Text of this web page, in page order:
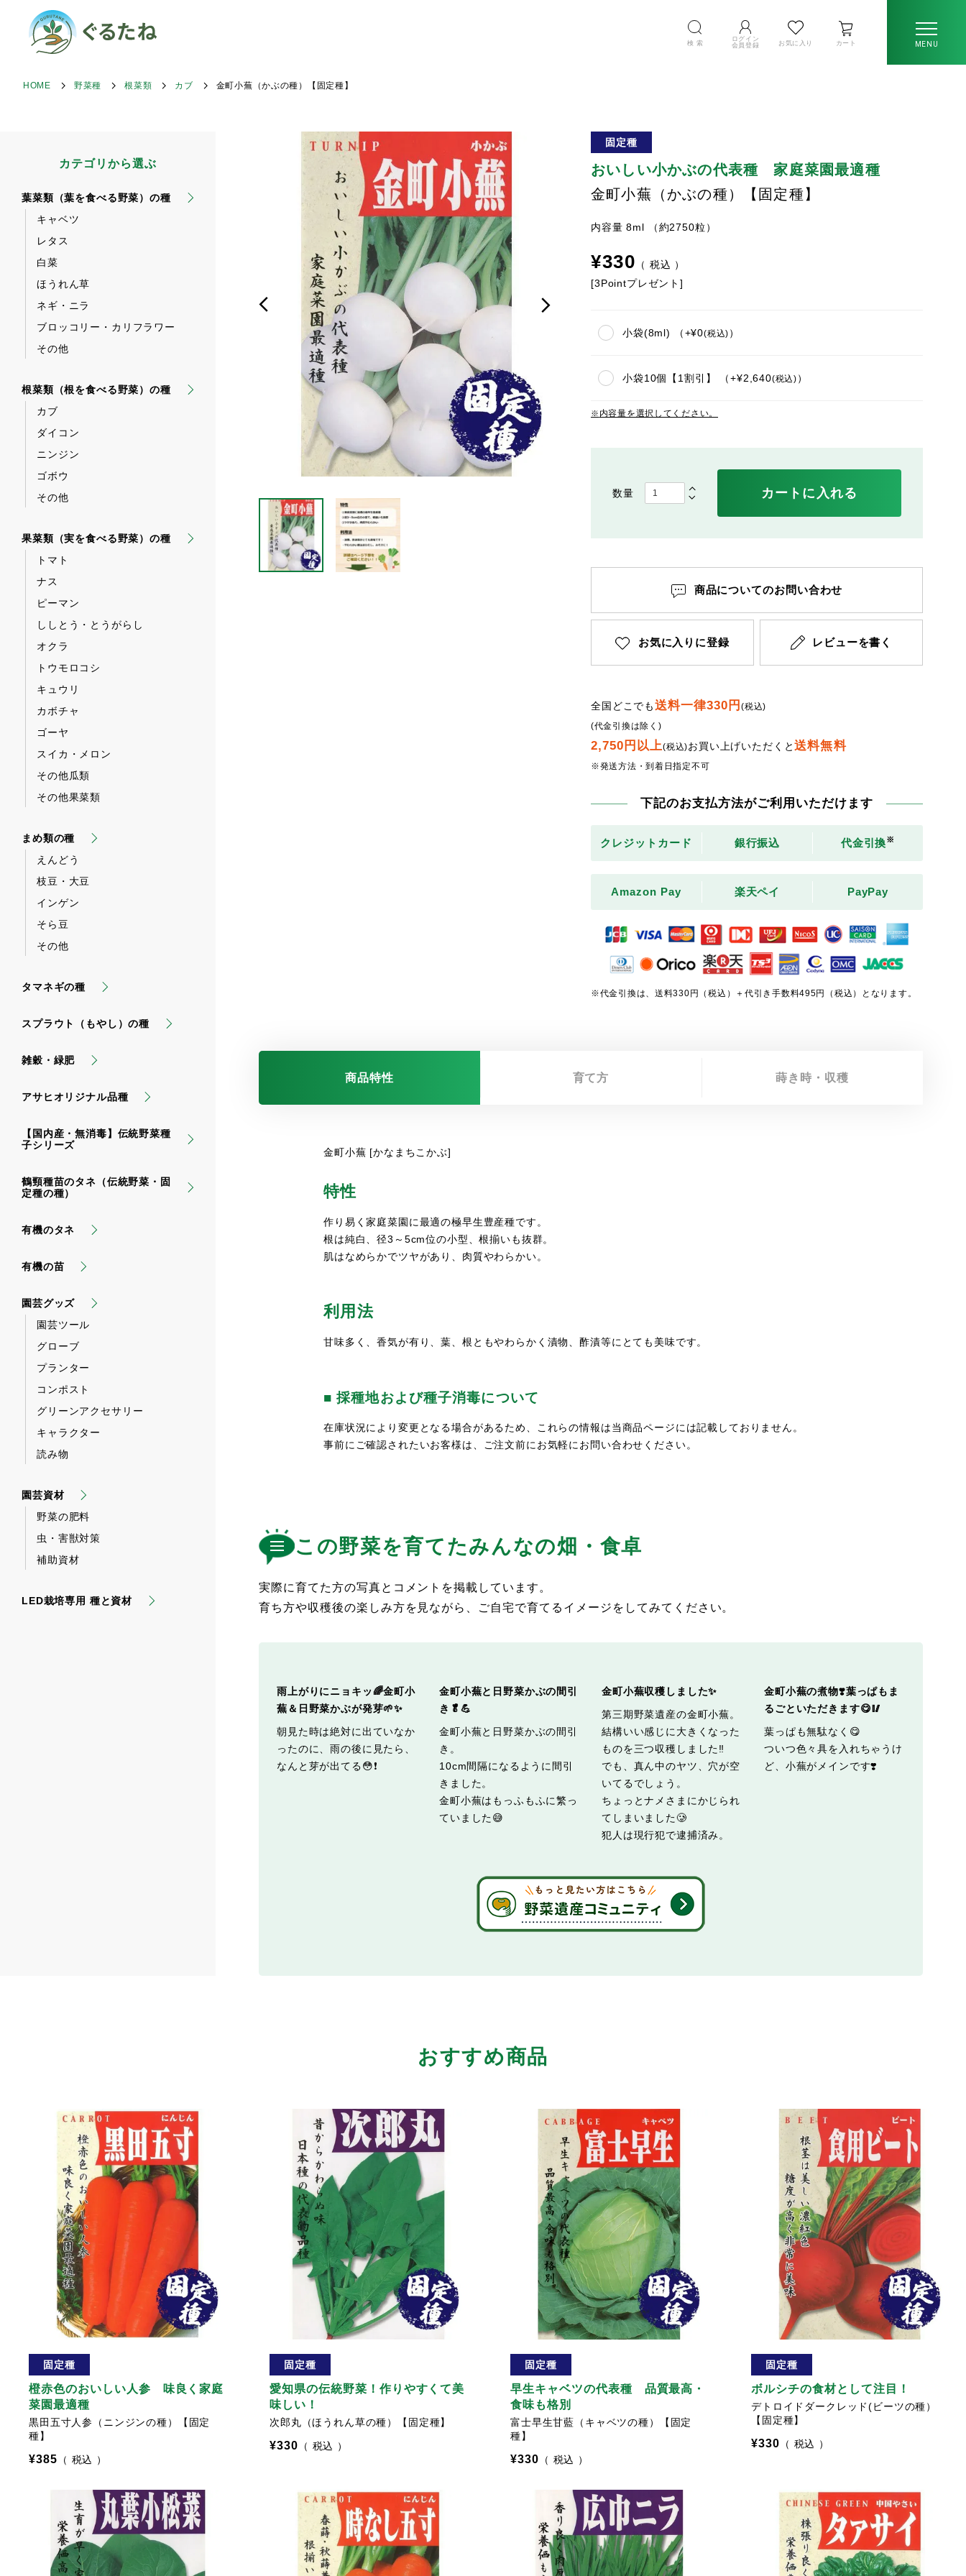
検 索
ログイン
会員登録
お気に入り カート MENU
HOME 野菜種 根菜類 カブ 金町小蕪（かぶの種）【固定種】
カテゴリから選ぶ
葉菜類（葉を食べる野菜）の種
キャベツ
レタス
白菜
ほうれん草
ネギ・ニラ
ブロッコリー・カリフラワー
その他
根菜類（根を食べる野菜）の種
カブ
ダイコン
ニンジン
ゴボウ
その他
果菜類（実を食べる野菜）の種
トマト
ナス
ピーマン
ししとう・とうがらし
オクラ
トウモロコシ
キュウリ
カボチャ
ゴーヤ
スイカ・メロン
その他瓜類
その他果菜類
まめ類の種
えんどう
枝豆・大豆
インゲン
そら豆
その他
タマネギの種
スプラウト（もやし）の種
雑穀・緑肥
アサヒオリジナル品種
【国内産・無消毒】伝統野菜種
子シリーズ
鶴頸種苗のタネ（伝統野菜・固
定種の種）
有機のタネ
有機の苗
園芸グッズ
園芸ツール
グローブ
プランター
コンポスト
グリーンアクセサリー
キャラクター
読み物
園芸資材
野菜の肥料
虫・害獣対策
補助資材
LED栽培専用 種と資材
固定種
おいしい小かぶの代表種 家庭菜園最適種
金町小蕪（かぶの種）【固定種】
内容量 8ml （約2750粒）
¥330
税込
[3Pointプレゼント]
内容量を選択してください。
小袋(8ml) +¥0 税込
小袋10個【1割引】 +¥2,640 税込
カートに入れる
商品についてのお問い合わせ
お気に入りに登録 レビューを書く
全国どこでも送料一律330円(税込)
(代金引換は除く)
2,750円以上(税込)お買い上げいただくと送料無料
※発送方法・到着日指定不可
下記のお支払方法がご利用いただけます
クレジットカード 銀行振込 代金引換※
Amazon Pay 楽天ペイ PayPay
※代金引換は、送料330円（税込）＋代引き手数料495円（税込）となります。
商品特性 育て方 蒔き時・収穫
金町小蕪 [かなまちこかぶ]
特性
作り易く家庭菜園に最適の極早生豊産種です。
根は純白、径3～5cm位の小型、根揃いも抜群。
肌はなめらかでツヤがあり、肉質やわらかい。
利用法
甘味多く、香気が有り、葉、根ともやわらかく漬物、酢漬等にとても美味です。
■ 採種地および種子消毒について
在庫状況により変更となる場合があるため、これらの情報は当商品ページには記載しておりません。
事前にご確認されたいお客様は、ご注文前にお気軽にお問い合わせください。
この野菜を育てたみんなの畑・食卓
実際に育てた方の写真とコメントを掲載しています。
育ち方や収穫後の楽しみ方を見ながら、ご自宅で育てるイメージをしてみてください。
雨上がりにニョキッ🌈金町小
蕪＆日野菜かぶが発芽🌱✨
朝見た時は絶対に出ていなか
ったのに、雨の後に見たら、
なんと芽が出てる😳❗
金町小蕪と日野菜かぶの間引
き🥬💪
金町小蕪と日野菜かぶの間引
き。
10cm間隔になるように間引
きました。
金町小蕪はもっふもふに繁っ
ていました😅
金町小蕪収穫しました✨
第三期野菜遺産の金町小蕪。
結構いい感じに大きくなった
ものを三つ収穫しました‼️
でも、真ん中のヤツ、穴が空
いてるでしょう。
ちょっとナメさまにかじられ
てしまいました🥲️
犯人は現行犯で逮捕済み。
金町小蕪の煮物❣️葉っぱもま
るごといただきます😋🥢
葉っぱも無駄なく😋
ついつ色々具を入れちゃうけ
ど、小蕪がメインです❣️
おすすめ商品
橙赤色のおいしい人参 味良く家庭
菜園最適種
黒田五寸人参（ニンジンの種）【固定
種】
固定種
¥385 税込
愛知県の伝統野菜！作りやすくて美
味しい！
次郎丸（ほうれん草の種）【固定種】
固定種
¥330 税込
早生キャベツの代表種 品質最高・
食味も格別
富士早生甘藍（キャベツの種）【固定
種】
固定種
¥330 税込
ボルシチの食材として注目！
デトロイドダークレッド(ビーツの種）
【固定種】
固定種
¥330 税込